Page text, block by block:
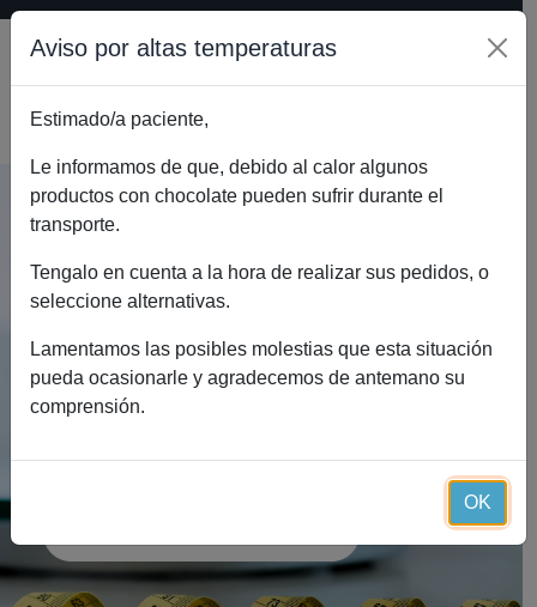
Sigue el método Essential
eficaz para lograr tu
pérdida de peso de forma
Aviso por altas temperaturas
Estimado/a paciente,
Le informamos de que, debido al calor algunos
productos con chocolate pueden sufrir durante el
transporte.
Tengalo en cuenta a la hora de realizar sus pedidos, o
seleccione alternativas.
Lamentamos las posibles molestias que esta situación
pueda ocasionarle y agradecemos de antemano su
comprensión.
OK